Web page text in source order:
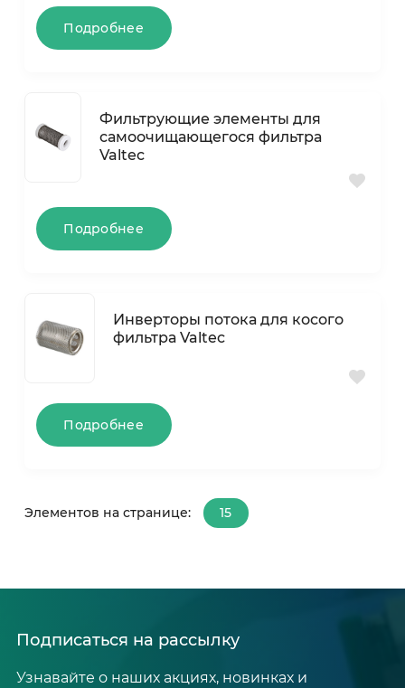
Подробнее
Фильтрующие элементы для
самоочищающегося фильтра
Valtec
Подробнее
Инверторы потока для косого
фильтра Valtec
Подробнее
Элементов на странице:
15
Подписаться на рассылку
Узнавайте о наших акциях, новинках и